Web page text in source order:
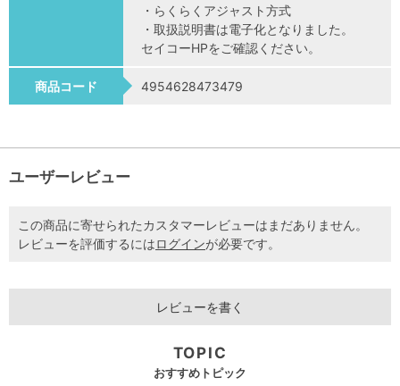
・らくらくアジャスト方式
・取扱説明書は電子化となりました。
セイコーHPをご確認ください。
商品コード 4954628473479
ユーザーレビュー
この商品に寄せられたカスタマーレビューはまだありません。
レビューを評価するにはログインが必要です。
レビューを書く
TOPIC
おすすめトピック